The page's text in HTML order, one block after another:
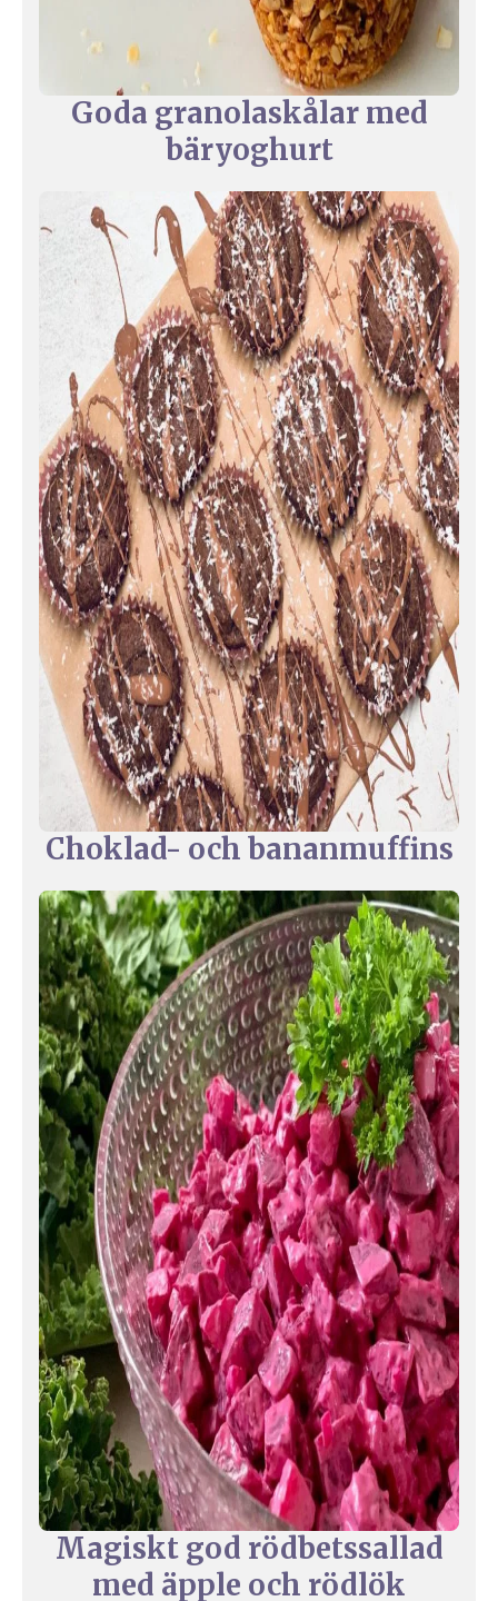
Goda granolaskålar med
bäryoghurt
Choklad- och bananmuffins
Magiskt god rödbetssallad
med äpple och rödlök